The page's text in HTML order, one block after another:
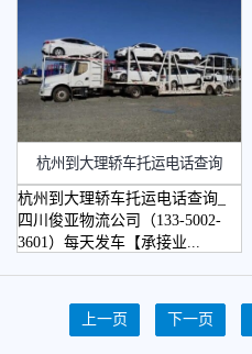
杭州到大理轿车托运电话查询
杭州到大理轿车托运电话查询_
四川俊亚物流公司（133-5002-
3601）每天发车【承接业...
上一页 下一页